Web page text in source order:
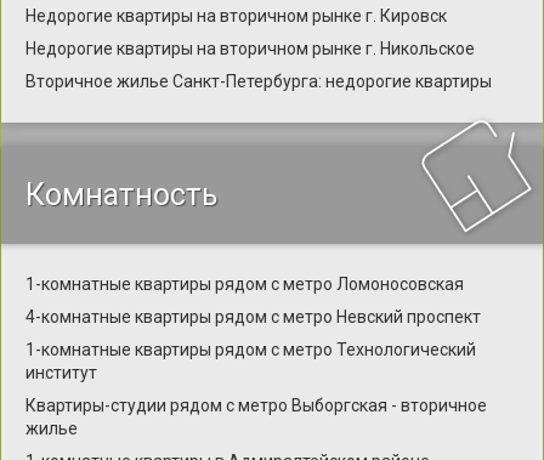
Недорогие квартиры на вторичном рынке г. Кировск
Недорогие квартиры на вторичном рынке г. Никольское
Вторичное жилье Санкт-Петербурга: недорогие квартиры
Комнатность
1-комнатные квартиры рядом с метро Ломоносовская
4-комнатные квартиры рядом с метро Невский проспект
1-комнатные квартиры рядом с метро Технологический
институт
Квартиры-студии рядом с метро Выборгская - вторичное
жилье